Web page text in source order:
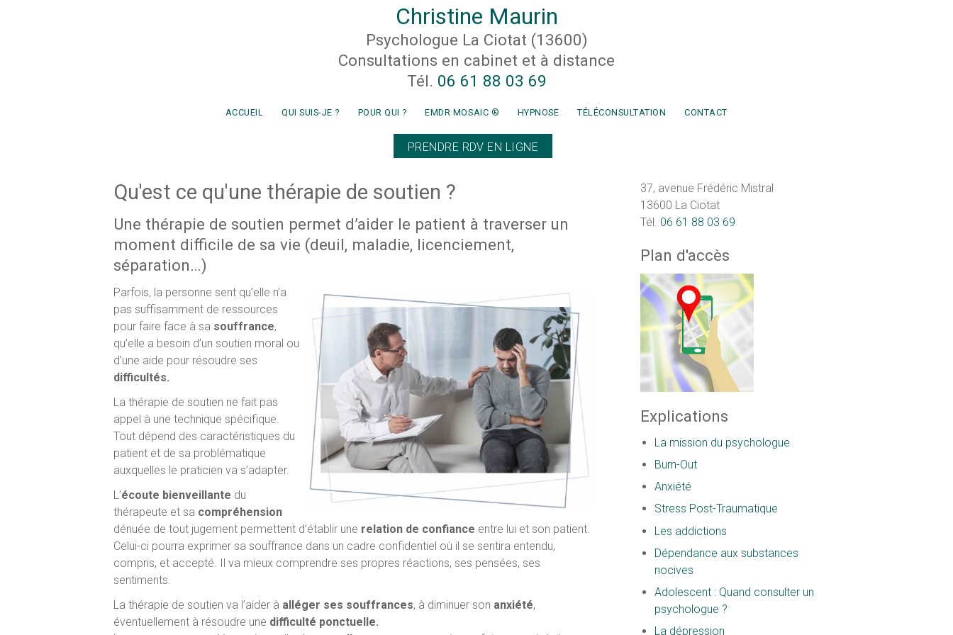
Christine Maurin
Psychologue La Ciotat (13600)
Consultations en cabinet et à distance
Tél. 06 61 88 03 69
ACCUEIL QUI SUIS-JE ? POUR QUI ? EMDR MOSAIC ® HYPNOSE TÉLÉCONSULTATION CONTACT
PRENDRE RDV EN LIGNE
Qu'est ce qu'une thérapie de soutien ?
Une thérapie de soutien permet d’aider le patient à traverser un
moment difficile de sa vie (deuil, maladie, licenciement,
séparation…)
Parfois, la personne sent qu’elle n’a
pas suffisamment de ressources
pour faire face à sa souffrance,
qu’elle a besoin d’un soutien moral ou
d’une aide pour résoudre ses
difficultés.
La thérapie de soutien ne fait pas
appel à une technique spécifique.
Tout dépend des caractéristiques du
patient et de sa problématique
auxquelles le praticien va s’adapter.
L’écoute bienveillante du
thérapeute et sa compréhension
dénuée de tout jugement permettent d’établir une relation de confiance entre lui et son patient.
Celui-ci pourra exprimer sa souffrance dans un cadre confidentiel où il se sentira entendu,
compris, et accepté. Il va mieux comprendre ses propres réactions, ses pensées, ses
sentiments.
La thérapie de soutien va l’aider à alléger ses souffrances, à diminuer son anxiété,
éventuellement à résoudre une difficulté ponctuelle.
37, avenue Frédéric Mistral
13600 La Ciotat
Tél. 06 61 88 03 69
Plan d'accès
Explications
La mission du psychologue
Burn-Out
Anxiété
Stress Post-Traumatique
Les addictions
Dépendance aux substances
nocives
Adolescent : Quand consulter un
psychologue ?
La dépression